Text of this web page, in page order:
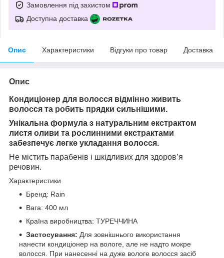
Замовлення під захистом
Доступна доставка
Опис Характеристики Відгуки про товар Доставка
Опис
Кондиціонер для волосся відмінно живить
волосся та робить прядки сильнішими.
Унікальна формула з натуральним екстрактом
листя оливи та рослинними екстрактами
забезпечує легке укладання волосся.
Не містить парабенів і шкідливих для здоров’я
речовин.
Характеристики
Бренд: Rain
Вага: 400 мл
Країна виробництва: ТУРЕЧЧИНА
Застосування: Для зовнішнього використання
нанести кондиціонер на вологе, але не надто мокре
волосся. При нанесенні на дуже вологе волосся засіб